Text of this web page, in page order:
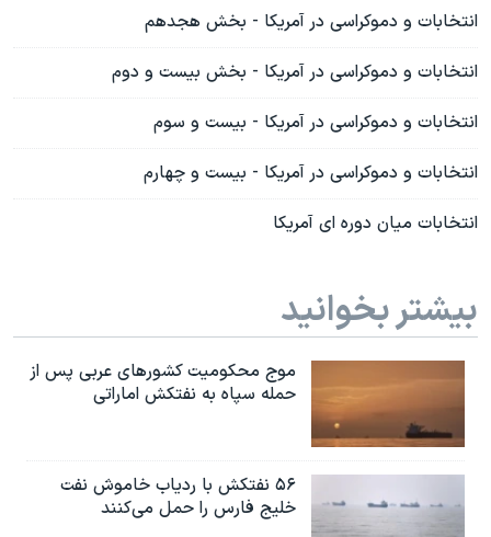
انتخابات و دموکراسی در آمریکا - بخش هجدهم
انتخابات و دموکراسی در آمریکا - بخش بيست و دوم
انتخابات و دموکراسی در آمریکا - بيست و سوم
انتخابات و دموکراسی در آمریکا - بيست و چهارم
انتخابات میان دوره ای آمریکا
بیشتر بخوانید
موج محکومیت کشورهای عربی پس از
حمله سپاه به نفتکش اماراتی
۵۶ نفتکش با ردیاب خاموش نفت
خلیج فارس را حمل می‌کنند